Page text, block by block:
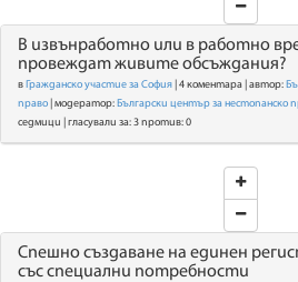
В извънработно или в работно
провеждат живите обсъждания?
в Гражданско участие за София | 4 коментара | автор:
право | модератор: Български център за нестопанско
седмици | гласували за: 3 против: 0
Спешно създаване на единен
със специални потребности